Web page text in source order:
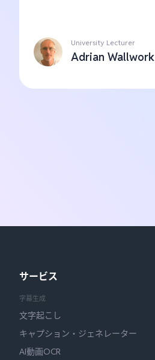
University Lecturer
Adrian Wallwork
サービス
字幕生成
文字起こし
キャプション・ジェネレーター
AI動画OCR